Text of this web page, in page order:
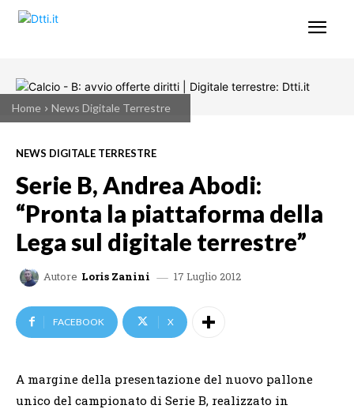
Home News Digitale Terrestre
NEWS DIGITALE TERRESTRE
Serie B, Andrea Abodi:
“Pronta la piattaforma della
Lega sul digitale terrestre”
Autore Loris Zanini 17 Luglio 2012
FACEBOOK X
A margine della presentazione del nuovo pallone
unico del campionato di Serie B, realizzato in